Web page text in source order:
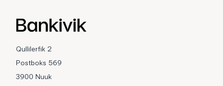
Qullilerfik 2
Postboks 569
3900 Nuuk